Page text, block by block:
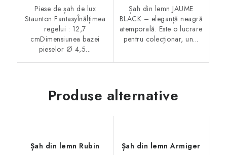
Piese de șah de lux
Staunton FantasyÎnălțimea
regelui : 12,7
cmDimensiunea bazei
pieselor Ø 4,5...
Șah din lemn JAUME
BLACK – eleganță neagră
atemporală. Este o lucrare
pentru colecționar, un...
Produse alternative
Șah din lemn Rubin Șah din lemn Armiger